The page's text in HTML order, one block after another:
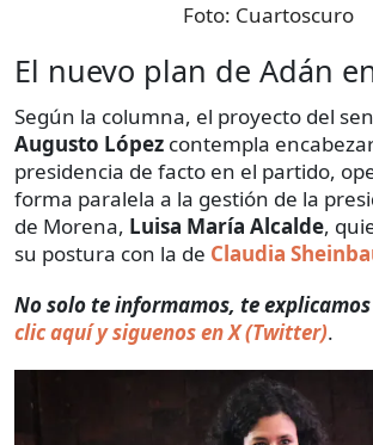
Foto: Cuartoscuro
El nuevo plan de Adán
Según la columna, el proyecto del
Augusto López contempla
presidencia de facto en el partido,
forma paralela a la gestión de la
de Morena, Luisa María Alcalde,
su postura con la de Claudia
No solo te informamos, te
clic aquí y siguenos en X (Twitter).